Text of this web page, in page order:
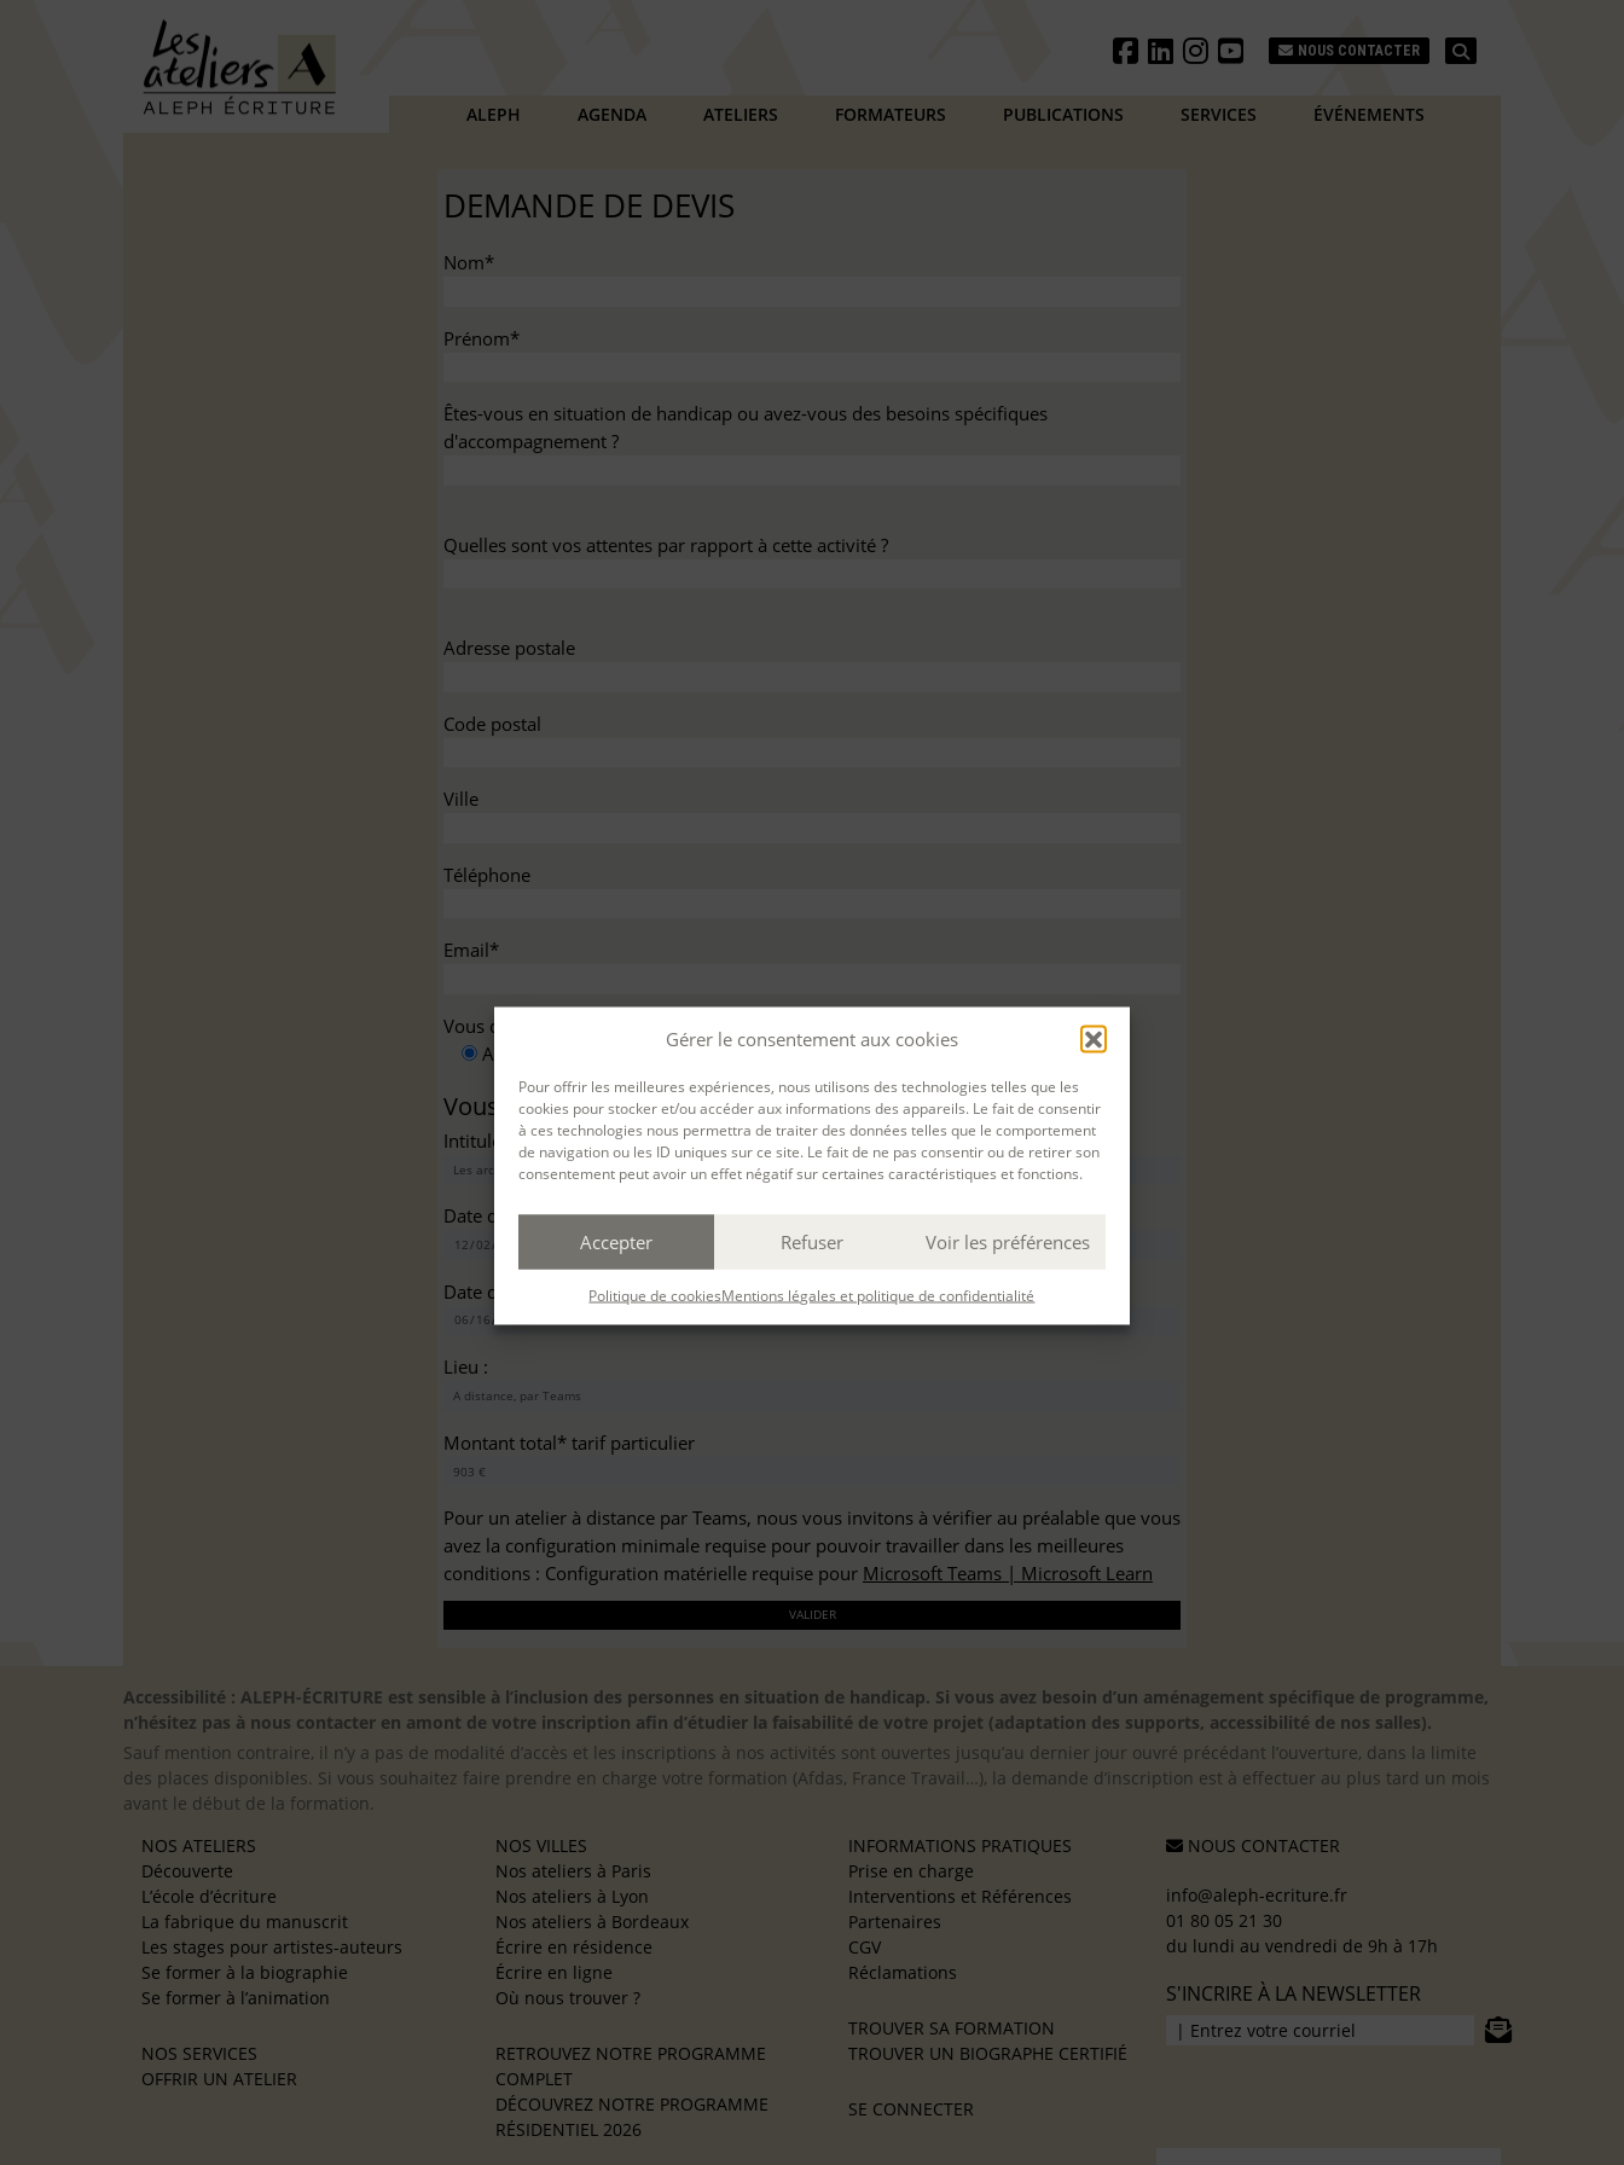
Gérer le consentement aux cookies
Pour offrir les meilleures expériences, nous utilisons des technologies telles que les
cookies pour stocker et/ou accéder aux informations des appareils. Le fait de consentir
à ces technologies nous permettra de traiter des données telles que le comportement
de navigation ou les ID uniques sur ce site. Le fait de ne pas consentir ou de retirer son
consentement peut avoir un effet négatif sur certaines caractéristiques et fonctions.
Accepter Refuser Voir les préférences
Politique de cookiesMentions légales et politique de confidentialité
NOUS CONTACTER
ALEPH AGENDA ATELIERS FORMATEURS PUBLICATIONS SERVICES ÉVÉNEMENTS
DEMANDE DE DEVIS
Nom*
Prénom*
Êtes-vous en situation de handicap ou avez-vous des besoins spécifiques
d'accompagnement ?
Quelles sont vos attentes par rapport à cette activité ?
Adresse postale
Code postal
Ville
Téléphone
Email*
Vous demandez ce devis :
A titre personnel
Pour bénéficier d’un financement
Vous souhaitez vous inscrire à :
Intitulé(s)*
Date de début*
Date de fin*
Lieu :
Montant total* tarif particulier
Pour un atelier à distance par Teams, nous vous invitons à vérifier au préalable que vous
avez la configuration minimale requise pour pouvoir travailler dans les meilleures
conditions : Configuration matérielle requise pour Microsoft Teams | Microsoft Learn
Accessibilité : ALEPH-ÉCRITURE est sensible à l’inclusion des personnes en situation de handicap. Si vous avez besoin d’un aménagement spécifique de programme,
n’hésitez pas à nous contacter en amont de votre inscription afin d’étudier la faisabilité de votre projet (adaptation des supports, accessibilité de nos salles).
Sauf mention contraire, il n’y a pas de modalité d’accès et les inscriptions à nos activités sont ouvertes jusqu’au dernier jour ouvré précédant l’ouverture, dans la limite
des places disponibles. Si vous souhaitez faire prendre en charge votre formation (Afdas, France Travail…), la demande d’inscription est à effectuer au plus tard un mois
avant le début de la formation.
NOS ATELIERS
Découverte
L’école d’écriture
La fabrique du manuscrit
Les stages pour artistes-auteurs
Se former à la biographie
Se former à l’animation
NOS SERVICES
OFFRIR UN ATELIER
NOS VILLES
Nos ateliers à Paris
Nos ateliers à Lyon
Nos ateliers à Bordeaux
Écrire en résidence
Écrire en ligne
Où nous trouver ?
RETROUVEZ NOTRE PROGRAMME
COMPLET
DÉCOUVREZ NOTRE PROGRAMME
RÉSIDENTIEL 2026
INFORMATIONS PRATIQUES
Prise en charge
Interventions et Références
Partenaires
CGV
Réclamations
TROUVER SA FORMATION
TROUVER UN BIOGRAPHE CERTIFIÉ
SE CONNECTER
NOUS CONTACTER
info@aleph-ecriture.fr
01 80 05 21 30
du lundi au vendredi de 9h à 17h
S'INCRIRE À LA NEWSLETTER